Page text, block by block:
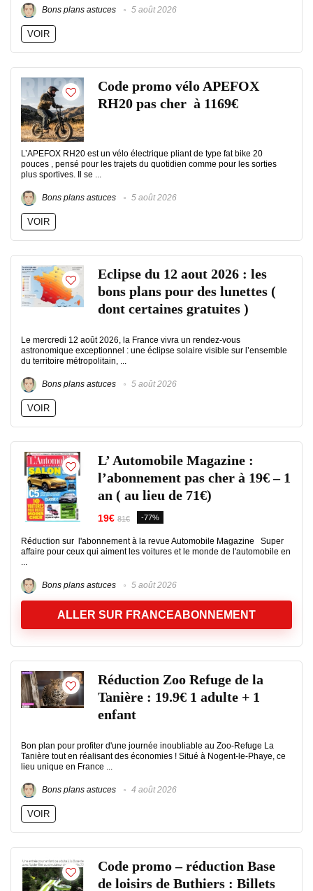
Bons plans astuces 5 août 2026
VOIR
Code promo vélo APEFOX
RH20 pas cher à 1169€
L’APEFOX RH20 est un vélo électrique pliant de type fat bike 20
pouces , pensé pour les trajets du quotidien comme pour les sorties
plus sportives. Il se ...
Bons plans astuces 5 août 2026
VOIR
Eclipse du 12 aout 2026 : les
bons plans pour des lunettes (
dont certaines gratuites )
Le mercredi 12 août 2026, la France vivra un rendez-vous
astronomique exceptionnel : une éclipse solaire visible sur l’ensemble
du territoire métropolitain, ...
Bons plans astuces 5 août 2026
VOIR
L’ Automobile Magazine :
l’abonnement pas cher à 19€ – 1
an ( au lieu de 71€)
19€ 81€ -77%
Réduction sur l'abonnement à la revue Automobile Magazine Super
affaire pour ceux qui aiment les voitures et le monde de l'automobile en
...
Bons plans astuces 5 août 2026
ALLER SUR FRANCEABONNEMENT
Réduction Zoo Refuge de la
Tanière : 19.9€ 1 adulte + 1
enfant
Bon plan pour profiter d'une journée inoubliable au Zoo-Refuge La
Tanière tout en réalisant des économies ! Situé à Nogent-le-Phaye, ce
lieu unique en France ...
Bons plans astuces 4 août 2026
VOIR
Code promo – réduction Base
de loisirs de Buthiers : Billets